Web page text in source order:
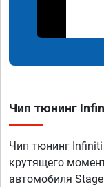
Чип тюнинг
Чип тюнинг
крутящего
автомобиля